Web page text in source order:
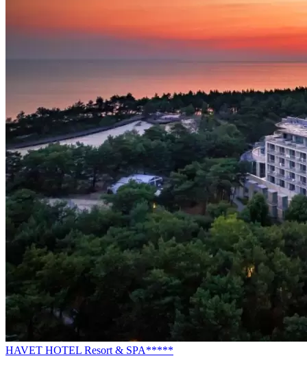
HAVET HOTEL Resort & SPA*****